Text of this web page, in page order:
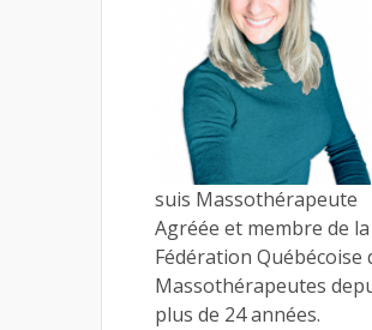
suis Massothérapeute
Agréée et membre de la
Fédération Québécoise
Massothérapeutes
plus de 24 années.